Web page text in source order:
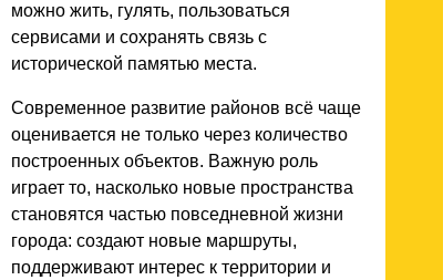
можно жить, гулять, пользоваться
сервисами и сохранять связь с
исторической памятью места.
Современное развитие районов всё чаще
оценивается не только через количество
построенных объектов. Важную роль
играет то, насколько новые пространства
становятся частью повседневной жизни
города: создают новые маршруты,
поддерживают интерес к территории и